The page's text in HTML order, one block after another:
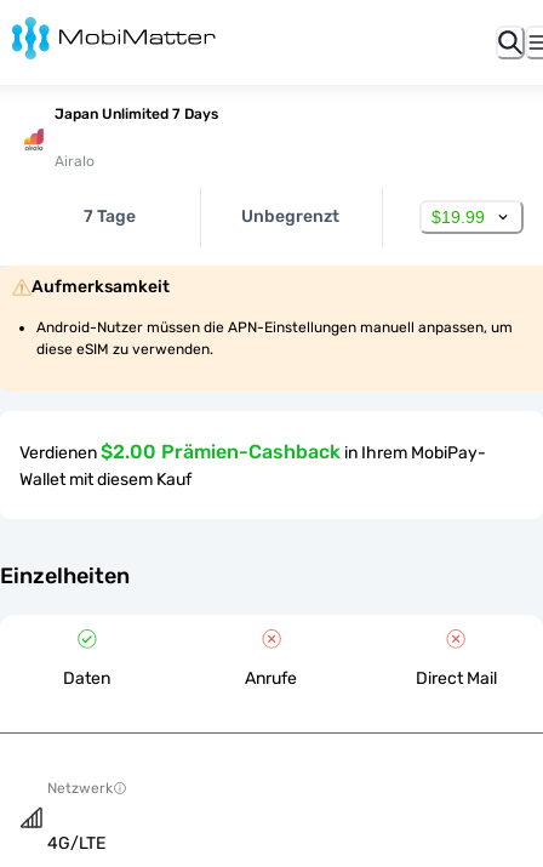
Japan Unlimited 7 Days
Airalo
7 Tage Unbegrenzt $19.99
Aufmerksamkeit
Android-Nutzer müssen die APN-Einstellungen manuell anpassen, um
diese eSIM zu verwenden.
Verdienen$2.00 Prämien-Cashback in Ihrem MobiPay-
Wallet mit diesem Kauf
Einzelheiten
Daten Anrufe Direct Mail
Netzwerk
4G/LTE